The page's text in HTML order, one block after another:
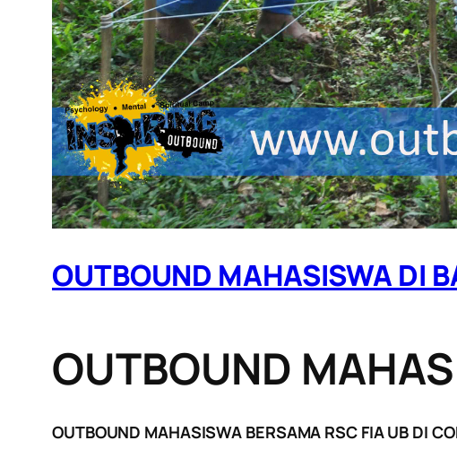
OUTBOUND MAHASISWA DI
OUTBOUND
OUTBOUND MAHASISWA BERSAMA RSC FIA UB DI